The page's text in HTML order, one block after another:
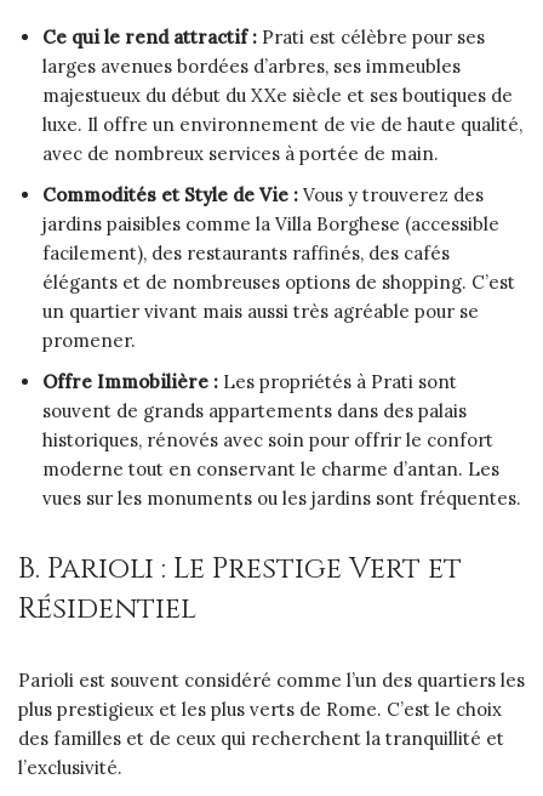
Ce qui le rend attractif : Prati est célèbre pour ses
larges avenues bordées d’arbres, ses immeubles
majestueux du début du XXe siècle et ses boutiques de
luxe. Il offre un environnement de vie de haute qualité,
avec de nombreux services à portée de main.
Commodités et Style de Vie : Vous y trouverez des
jardins paisibles comme la Villa Borghese (accessible
facilement), des restaurants raffinés, des cafés
élégants et de nombreuses options de shopping. C’est
un quartier vivant mais aussi très agréable pour se
promener.
Offre Immobilière : Les propriétés à Prati sont
souvent de grands appartements dans des palais
historiques, rénovés avec soin pour offrir le confort
moderne tout en conservant le charme d’antan. Les
vues sur les monuments ou les jardins sont fréquentes.
B. Parioli : Le Prestige Vert et
Résidentiel
Parioli est souvent considéré comme l’un des quartiers les
plus prestigieux et les plus verts de Rome. C’est le choix
des familles et de ceux qui recherchent la tranquillité et
l’exclusivité.